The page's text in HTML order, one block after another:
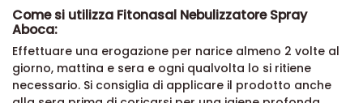
Come si utilizza Fitonasal Nebulizzatore Spray
Aboca:
Effettuare una erogazione per narice almeno 2 volte al
giorno, mattina e sera e ogni qualvolta lo si ritiene
necessario. Si consiglia di applicare il prodotto anche